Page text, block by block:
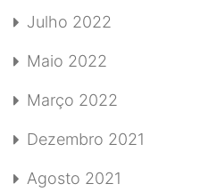
Julho 2022
Maio 2022
Março 2022
Dezembro 2021
Agosto 2021